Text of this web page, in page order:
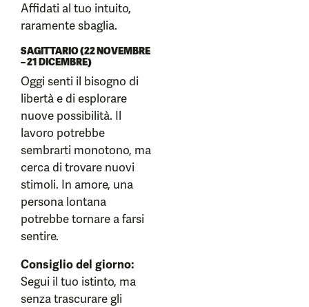
Affidati al tuo intuito,
raramente sbaglia.
SAGITTARIO (22 NOVEMBRE
– 21 DICEMBRE)
Oggi senti il bisogno di
libertà e di esplorare
nuove possibilità. Il
lavoro potrebbe
sembrarti monotono, ma
cerca di trovare nuovi
stimoli. In amore, una
persona lontana
potrebbe tornare a farsi
sentire.
Consiglio del giorno:
Segui il tuo istinto, ma
senza trascurare gli